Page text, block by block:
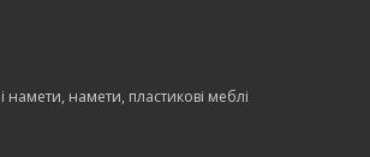
намети, намети, пластикові меблі